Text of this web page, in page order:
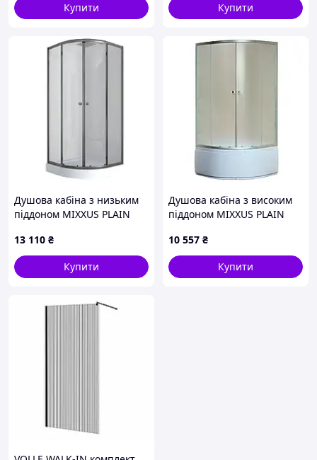
Купити
Купити
Душова кабіна з низьким
піддоном MIXXUS PLAIN
GRAPHITE прозоре скло
4мм (MI6901)
13 110 ₴
Купити
Душова кабіна з високим
піддоном MIXXUS PLAIN
матове скло 4мм (MI6894)
10 557 ₴
Купити